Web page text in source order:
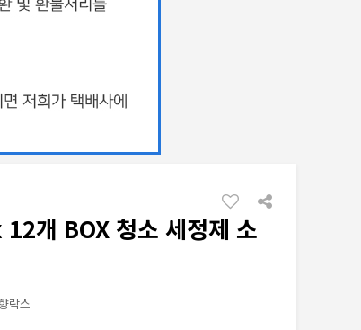
개 BOX 청소 세정제 소
락스